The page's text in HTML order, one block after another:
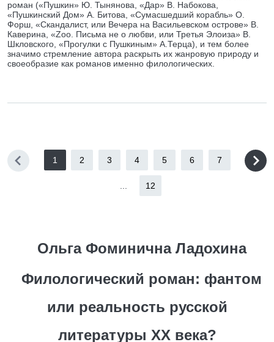
роман («Пушкин» Ю. Тынянова, «Дар» В. Набокова,
«Пушкинский Дом» А. Битова, «Сумасшедший корабль» О.
Форш, «Скандалист, или Вечера на Васильевском острове» В.
Каверина, «Zoo. Письма не о любви, или Третья Элоиза» В.
Шкловского, «Прогулки с Пушкиным» А.Терца), и тем более
значимо стремление автора раскрыть их жанровую природу и
своеобразие как романов именно филологических.
1 2 3 4 5 6 7
12
Ольга Фоминична Ладохина
Филологический роман: фантом
или реальность русской
литературы XX века?